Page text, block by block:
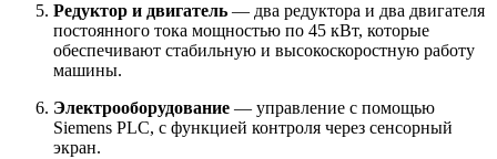
Редуктор и двигатель — два редуктора и два двигателя
постоянного тока мощностью по 45 кВт, которые
обеспечивают стабильную и высокоскоростную работу
машины.
Электрооборудование — управление с помощью
Siemens PLC, с функцией контроля через сенсорный
экран.